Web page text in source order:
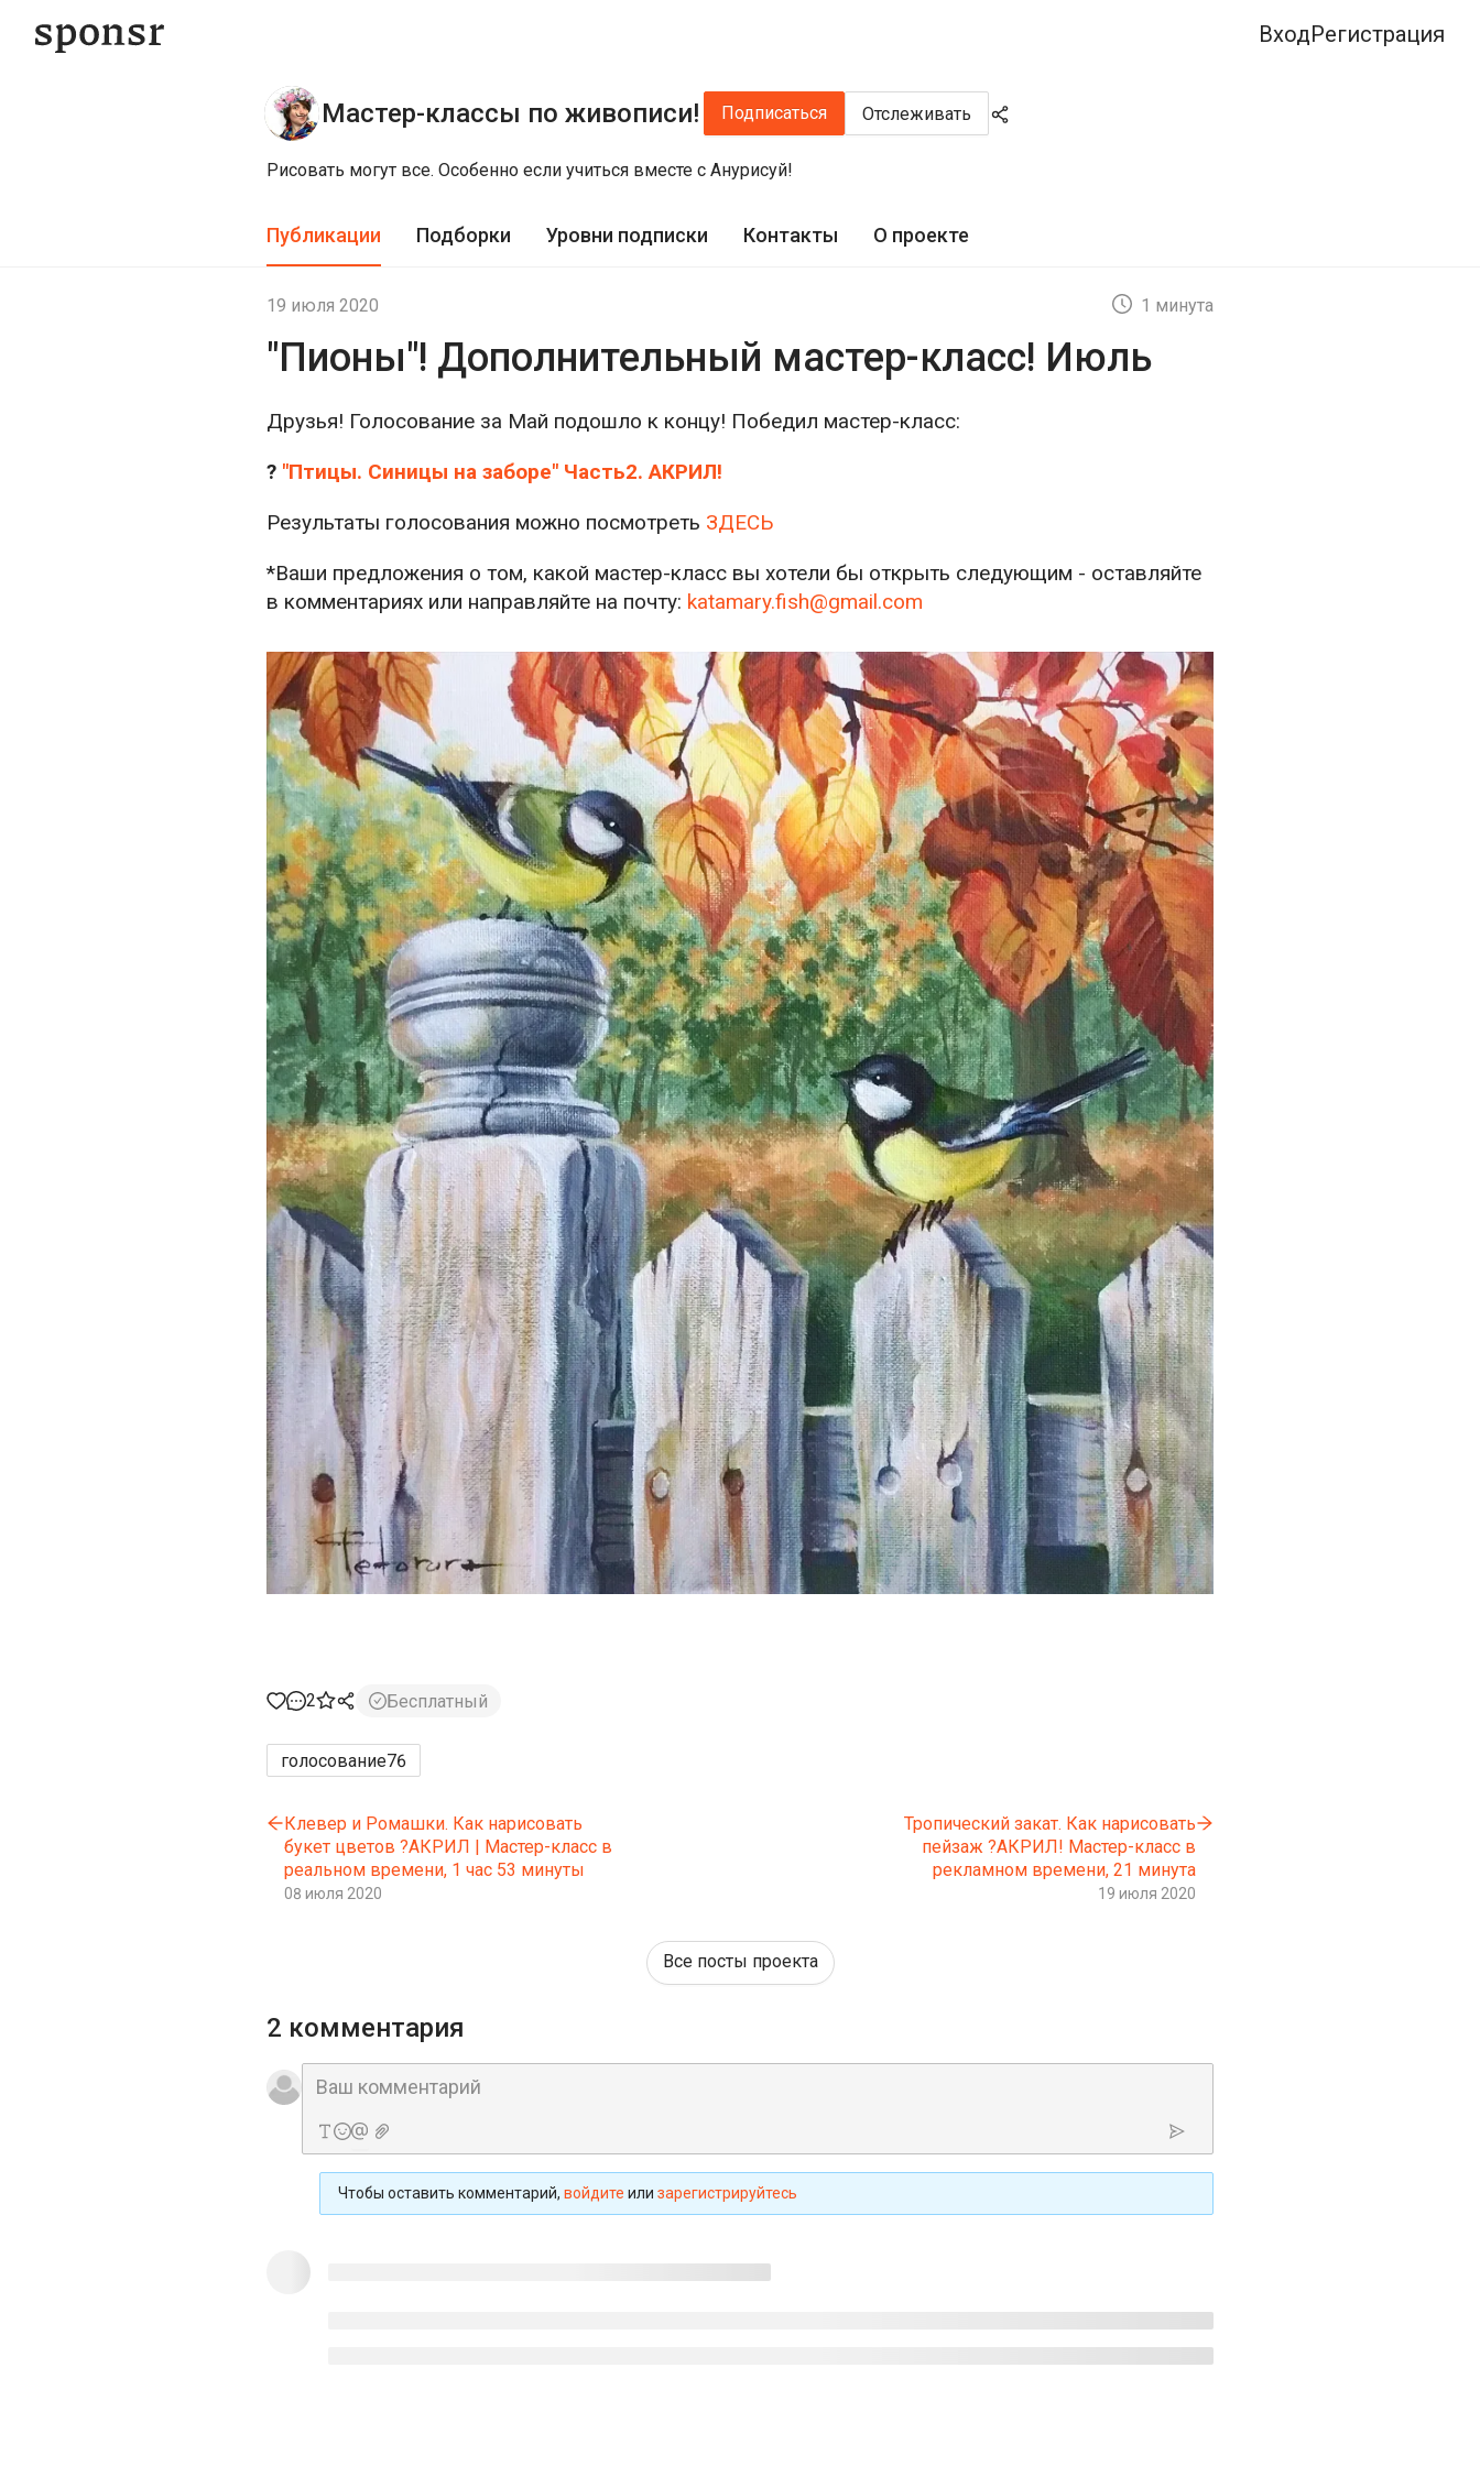
ВходРегистрация
Мастер-классы по живописи! Подписаться Отслеживать
Рисовать могут все. Особенно если учиться вместе с Анурисуй!
Публикации Подборки Уровни подписки Контакты О проекте
19 июля 2020 1 минута
"Пионы"! Дополнительный мастер-класс! Июль
Друзья! Голосование за Май подошло к концу! Победил мастер-класс:
? "Птицы. Синицы на заборе" Часть2. АКРИЛ!
Результаты голосования можно посмотреть ЗДЕСЬ
*Ваши предложения о том, какой мастер-класс вы хотели бы открыть следующим - оставляйте
в комментариях или направляйте на почту: katamary.fish@gmail.com
2 Бесплатный
голосование76
Клевер и Ромашки. Как нарисовать
букет цветов ?АКРИЛ | Мастер-класс в
реальном времени, 1 час 53 минуты
08 июля 2020
Тропический закат. Как нарисовать
пейзаж ?АКРИЛ! Мастер-класс в
рекламном времени, 21 минута
19 июля 2020
Все посты проекта
2 комментария
Чтобы оставить комментарий, войдите или зарегистрируйтесь